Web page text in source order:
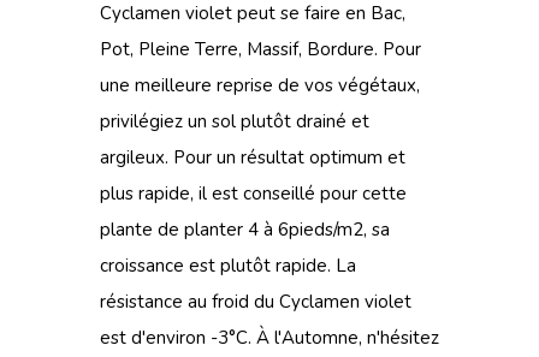
Cyclamen violet peut se faire en Bac,
Pot, Pleine Terre, Massif, Bordure. Pour
une meilleure reprise de vos végétaux,
privilégiez un sol plutôt drainé et
argileux. Pour un résultat optimum et
plus rapide, il est conseillé pour cette
plante de planter 4 à 6pieds/m2, sa
croissance est plutôt rapide. La
résistance au froid du Cyclamen violet
est d'environ -3°C. À l'Automne, n'hésitez